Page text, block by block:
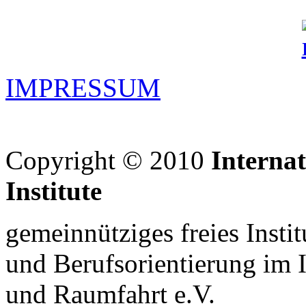
IMPRESSUM
Copyright © 2010
Institute
gemeinnütziges freies
und Berufsorientierung im
und Raumfahrt e.V.